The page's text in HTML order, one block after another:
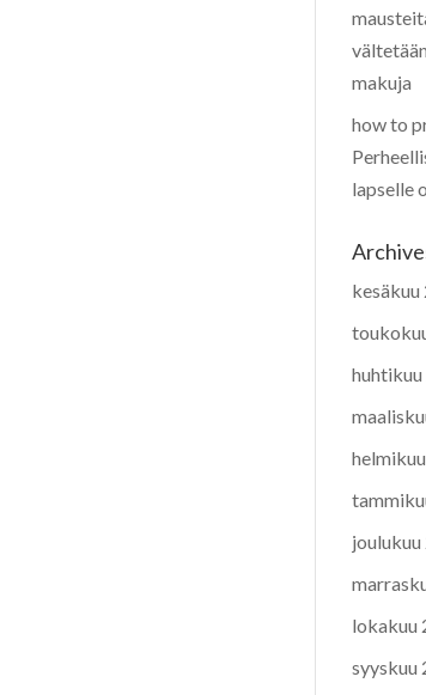
makuja
how to
lapselle
kesäkuu
joulukuu
lokakuu
syyskuu